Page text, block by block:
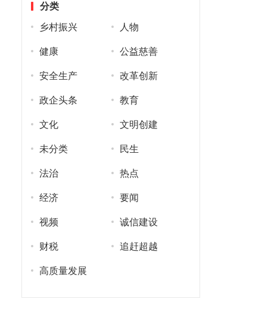
分类
乡村振兴 人物
健康 公益慈善
安全生产 改革创新
政企头条 教育
文化 文明创建
未分类 民生
法治 热点
经济 要闻
视频 诚信建设
财税 追赶超越
高质量发展